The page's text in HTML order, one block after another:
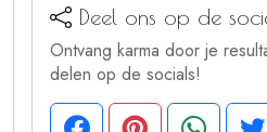
Deel ons op de
Ontvang karma door je
delen op de socials!